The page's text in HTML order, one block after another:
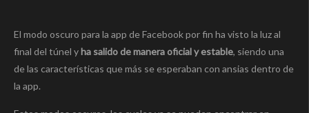
El modo oscuro para la app de Facebook por fin ha visto la luz al
final del túnel yha salido de manera oficial y estable, siendo una
de las características que más se esperaban con ansias dentro de
la app.